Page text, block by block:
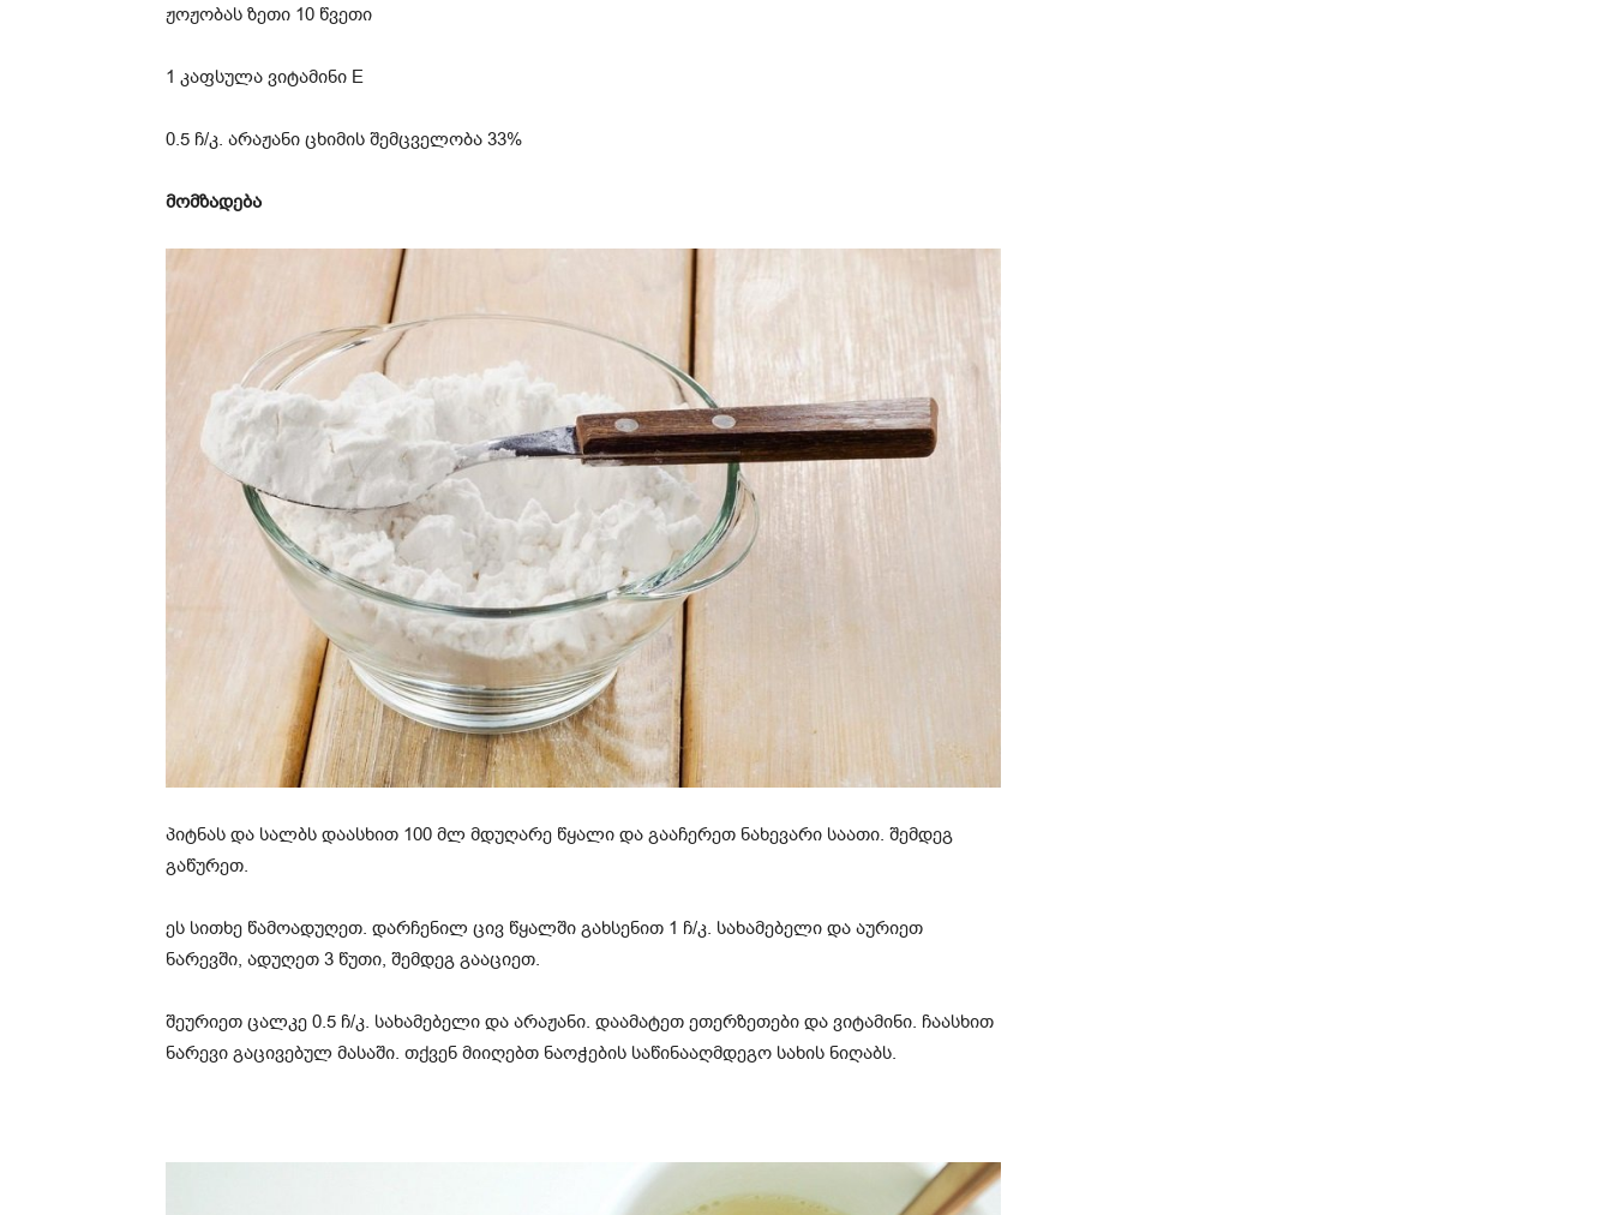
ჟოჟობას ზეთი 10 წვეთი
1 კაფსულა ვიტამინი E
0.5 ჩ/კ. არაჟანი ცხიმის შემცველობა 33%
მომზადება
პიტნას და სალბს დაასხით 100 მლ მდუღარე წყალი და გააჩერეთ ნახევარი საათი. შემდეგ
გაწურეთ.
ეს სითხე წამოადუღეთ. დარჩენილ ცივ წყალში გახსენით 1 ჩ/კ. სახამებელი და აურიეთ
ნარევში, ადუღეთ 3 წუთი, შემდეგ გააციეთ.
შეურიეთ ცალკე 0.5 ჩ/კ. სახამებელი და არაჟანი. დაამატეთ ეთერზეთები და ვიტამინი. ჩაასხით
ნარევი გაცივებულ მასაში. თქვენ მიიღებთ ნაოჭების საწინააღმდეგო სახის ნიღაბს.